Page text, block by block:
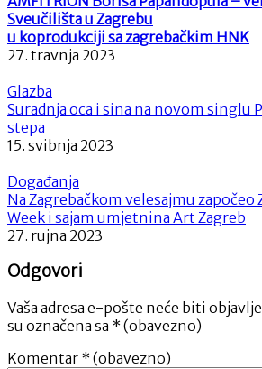
Sveučilišta u Zagrebu
u koprodukciji sa zagrebačkim HNK
27. travnja 2023
Glazba
Suradnja oca i sina na novom singlu
stepa
15. svibnja 2023
Događanja
Na Zagrebačkom velesajmu započeo
Week i sajam umjetnina Art Zagreb
27. rujna 2023
Odgovori
Vaša adresa e-pošte neće biti
su označena sa * (obavezno)
Komentar * (obavezno)